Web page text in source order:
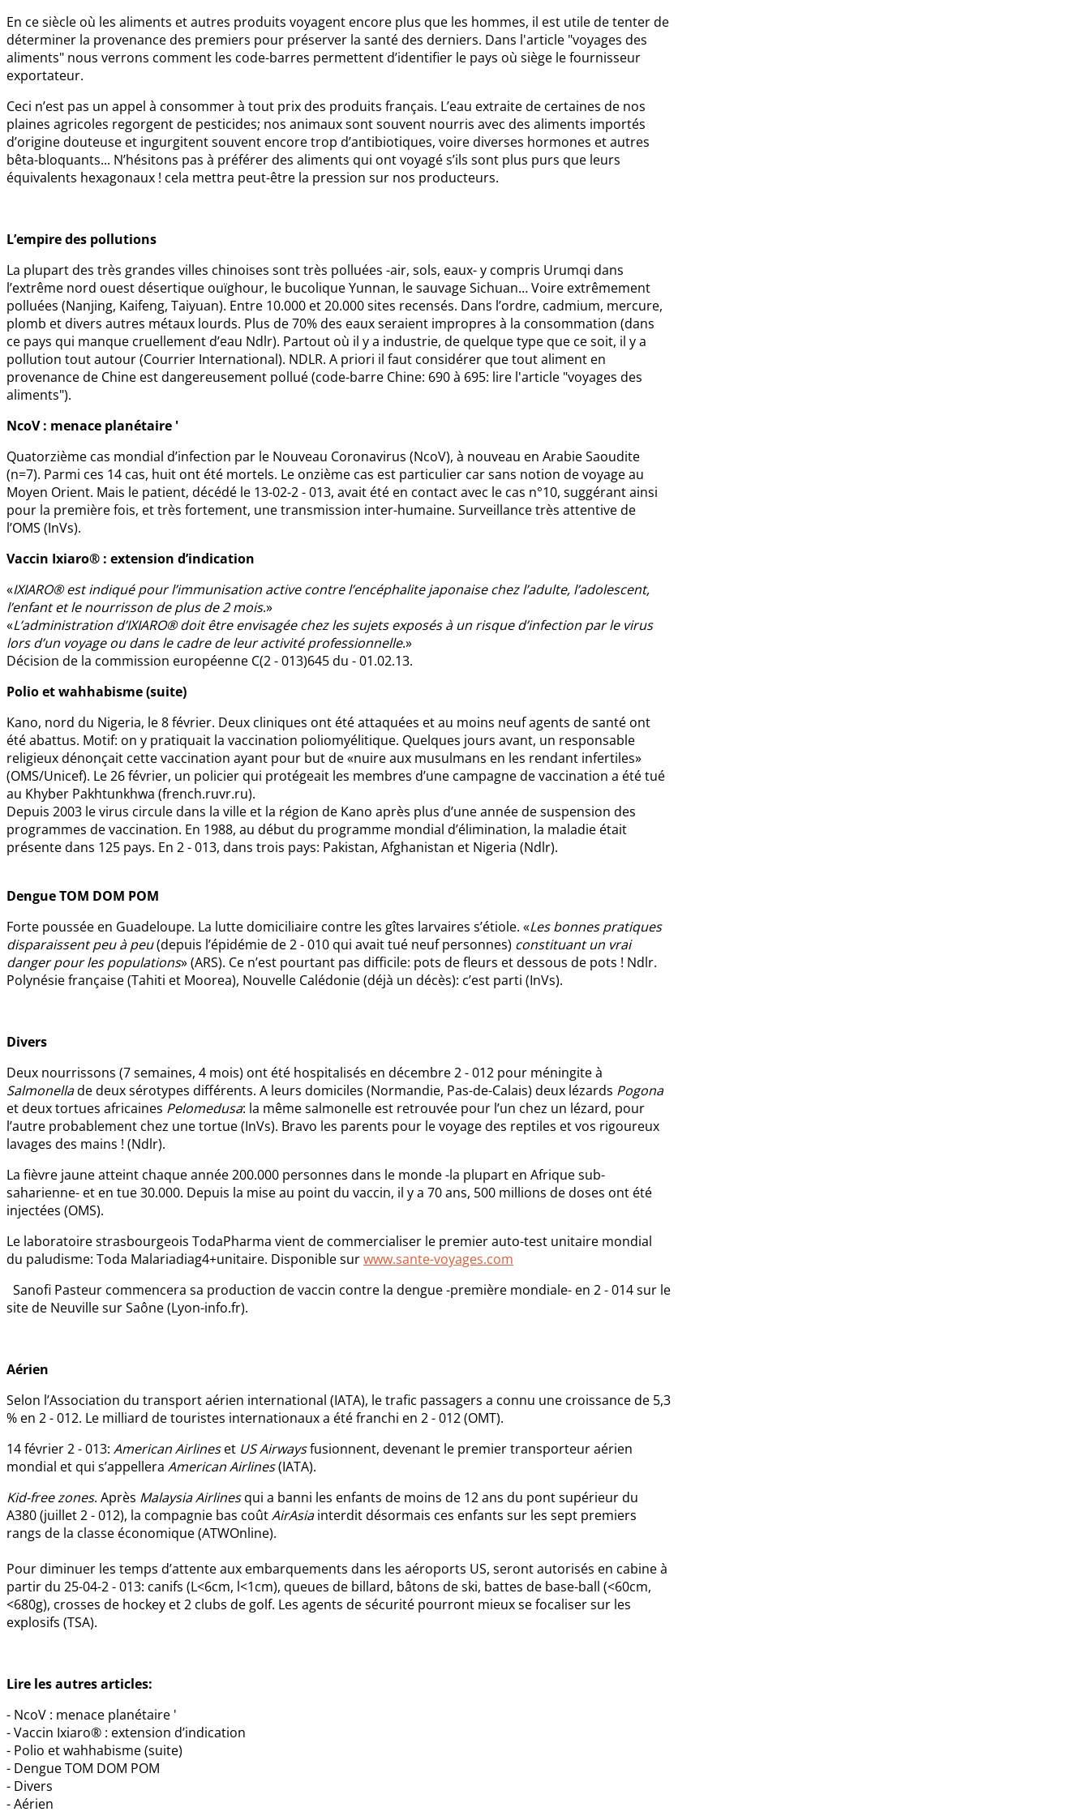
En ce siècle où les aliments et autres produits voyagent encore plus que les hommes, il est utile de tenter de
déterminer la provenance des premiers pour préserver la santé des derniers. Dans l'article "voyages des
aliments" nous verrons comment les code-barres permettent d’identifier le pays où siège le fournisseur
exportateur.
Ceci n’est pas un appel à consommer à tout prix des produits français. L’eau extraite de certaines de nos
plaines agricoles regorgent de pesticides; nos animaux sont souvent nourris avec des aliments importés
d’origine douteuse et ingurgitent souvent encore trop d’antibiotiques, voire diverses hormones et autres
bêta-bloquants... N’hésitons pas à préférer des aliments qui ont voyagé s’ils sont plus purs que leurs
équivalents hexagonaux ! cela mettra peut-être la pression sur nos producteurs.
L’empire des pollutions
La plupart des très grandes villes chinoises sont très polluées -air, sols, eaux- y compris Urumqi dans
l’extrême nord ouest désertique ouïghour, le bucolique Yunnan, le sauvage Sichuan… Voire extrêmement
polluées (Nanjing, Kaifeng, Taiyuan). Entre 10.000 et 20.000 sites recensés. Dans l’ordre, cadmium, mercure,
plomb et divers autres métaux lourds. Plus de 70% des eaux seraient impropres à la consommation (dans
ce pays qui manque cruellement d’eau Ndlr). Partout où il y a industrie, de quelque type que ce soit, il y a
pollution tout autour (Courrier International). NDLR. A priori il faut considérer que tout aliment en
provenance de Chine est dangereusement pollué (code-barre Chine: 690 à 695: lire l'article "voyages des
aliments").
NcoV : menace planétaire '
Quatorzième cas mondial d’infection par le Nouveau Coronavirus (NcoV), à nouveau en Arabie Saoudite
(n=7). Parmi ces 14 cas, huit ont été mortels. Le onzième cas est particulier car sans notion de voyage au
Moyen Orient. Mais le patient, décédé le 13-02-2 - 013, avait été en contact avec le cas n°10, suggérant ainsi
pour la première fois, et très fortement, une transmission inter-humaine. Surveillance très attentive de
l’OMS (InVs).
Vaccin Ixiaro® : extension d’indication
«IXIARO® est indiqué pour l’immunisation active contre l’encéphalite japonaise chez l’adulte, l’adolescent,
l’enfant et le nourrisson de plus de 2 mois.»
«L’administration d’IXIARO® doit être envisagée chez les sujets exposés à un risque d’infection par le virus
lors d’un voyage ou dans le cadre de leur activité professionnelle.»
Décision de la commission européenne C(2 - 013)645 du - 01.02.13.
Polio et wahhabisme (suite)
Kano, nord du Nigeria, le 8 février. Deux cliniques ont été attaquées et au moins neuf agents de santé ont
été abattus. Motif: on y pratiquait la vaccination poliomyélitique. Quelques jours avant, un responsable
religieux dénonçait cette vaccination ayant pour but de «nuire aux musulmans en les rendant infertiles»
(OMS/Unicef). Le 26 février, un policier qui protégeait les membres d’une campagne de vaccination a été tué
au Khyber Pakhtunkhwa (french.ruvr.ru).
Depuis 2003 le virus circule dans la ville et la région de Kano après plus d’une année de suspension des
programmes de vaccination. En 1988, au début du programme mondial d’élimination, la maladie était
présente dans 125 pays. En 2 - 013, dans trois pays: Pakistan, Afghanistan et Nigeria (Ndlr).
Dengue TOM DOM POM
Forte poussée en Guadeloupe. La lutte domiciliaire contre les gîtes larvaires s’étiole. «Les bonnes pratiques
disparaissent peu à peu(depuis l’épidémie de 2 - 010 qui avait tué neuf personnes) constituant un vrai
danger pour les populations» (ARS). Ce n’est pourtant pas difficile: pots de fleurs et dessous de pots ! Ndlr.
Polynésie française (Tahiti et Moorea), Nouvelle Calédonie (déjà un décès): c’est parti (InVs).
Divers
Deux nourrissons (7 semaines, 4 mois) ont été hospitalisés en décembre 2 - 012 pour méningite à
Salmonellade deux sérotypes différents. A leurs domiciles (Normandie, Pas-de-Calais) deux lézards Pogona
et deux tortues africaines Pelomedusa: la même salmonelle est retrouvée pour l’un chez un lézard, pour
l’autre probablement chez une tortue (InVs). Bravo les parents pour le voyage des reptiles et vos rigoureux
lavages des mains ! (Ndlr).
La fièvre jaune atteint chaque année 200.000 personnes dans le monde -la plupart en Afrique sub-
saharienne- et en tue 30.000. Depuis la mise au point du vaccin, il y a 70 ans, 500 millions de doses ont été
injectées (OMS).
Le laboratoire strasbourgeois TodaPharma vient de commercialiser le premier auto-test unitaire mondial
du paludisme: Toda Malariadiag4+unitaire. Disponible surwww.sante-voyages.com
Sanofi Pasteur commencera sa production de vaccin contre la dengue -première mondiale- en 2 - 014 sur le
site de Neuville sur Saône (Lyon-info.fr).
Aérien
Selon l’Association du transport aérien international (IATA), le trafic passagers a connu une croissance de 5,3
% en 2 - 012. Le milliard de touristes internationaux a été franchi en 2 - 012 (OMT).
14 février 2 - 013: American Airlineset US Airwaysfusionnent, devenant le premier transporteur aérien
mondial et qui s’appellera American Airlines(IATA).
Kid-free zones. Après Malaysia Airlinesqui a banni les enfants de moins de 12 ans du pont supérieur du
A380 (juillet 2 - 012), la compagnie bas coûtAirAsiainterdit désormais ces enfants sur les sept premiers
rangs de la classe économique (ATWOnline).
Pour diminuer les temps d’attente aux embarquements dans les aéroports US, seront autorisés en cabine à
partir du 25-04-2 - 013: canifs (L<6cm, l<1cm), queues de billard, bâtons de ski, battes de base-ball (<60cm,
<680g), crosses de hockey et 2 clubs de golf. Les agents de sécurité pourront mieux se focaliser sur les
explosifs (TSA).
Lire les autres articles:
- NcoV : menace planétaire '
- Vaccin Ixiaro® : extension d’indication
- Polio et wahhabisme (suite)
- Dengue TOM DOM POM
- Divers
- Aérien